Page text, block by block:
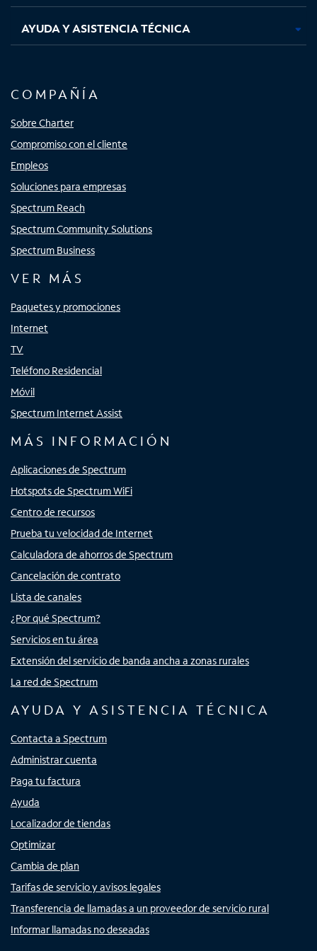
AYUDA Y ASISTENCIA TÉCNICA
COMPAÑÍA
Sobre Charter
Compromiso con el cliente
Empleos
Soluciones para empresas
Spectrum Reach
Spectrum Community Solutions
Spectrum Business
VER MÁS
Paquetes y promociones
Internet
TV
Teléfono Residencial
Móvil
Spectrum Internet Assist
MÁS INFORMACIÓN
Aplicaciones de Spectrum
Hotspots de Spectrum WiFi
Centro de recursos
Prueba tu velocidad de Internet
Calculadora de ahorros de Spectrum
Cancelación de contrato
Lista de canales
¿Por qué Spectrum?
Servicios en tu área
Extensión del servicio de banda ancha a zonas rurales
La red de Spectrum
AYUDA Y ASISTENCIA TÉCNICA
Contacta a Spectrum
Administrar cuenta
Paga tu factura
Ayuda
Localizador de tiendas
Optimizar
Cambia de plan
Tarifas de servicio y avisos legales
Transferencia de llamadas a un proveedor de servicio rural
Informar llamadas no deseadas